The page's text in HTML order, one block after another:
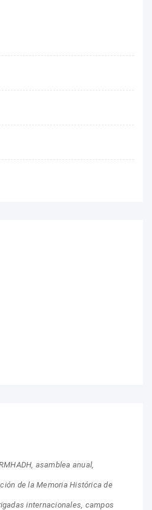
asamblea anual
de la Memoria Histórica de
internacionales campos